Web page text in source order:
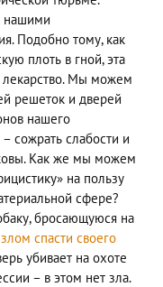
нашими
Подобно тому, как
плоть в гной, эта
лекарство. Мы можем
решеток и дверей
нашего
сожрать слабости и
Как же мы можем
на пользу
сфере?
бросающуюся на
спасти своего
убивает на охоте
– в этом нет зла.